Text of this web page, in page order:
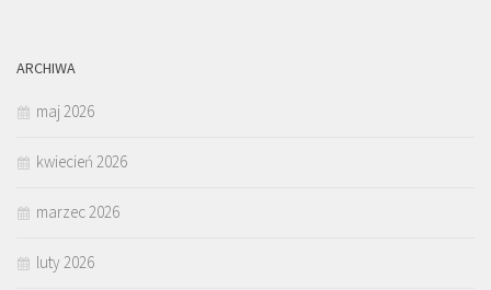
ARCHIWA
maj 2026
kwiecień 2026
marzec 2026
luty 2026